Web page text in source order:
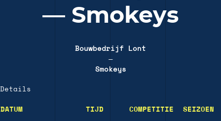
— Smokeys
Bouwbedrijf Lont
—
Smokeys
Details
DATUM TIJD COMPETITIE SEIZOEN